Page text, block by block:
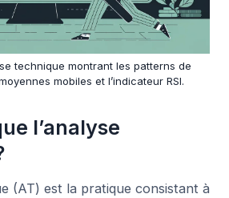
technique montrant les patterns de
mobiles et l’indicateur RSI.
l’analyse
(AT) est la pratique consistant à